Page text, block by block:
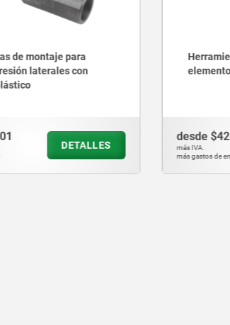
de montaje para
de sujeción cilíndricos
DETALLES
desde
más IVA.
más gastos de